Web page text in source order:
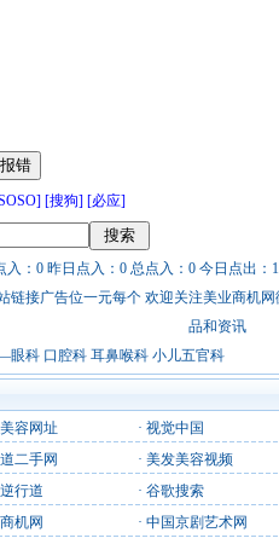
[搜狗] [必应]
入：0 昨日点入：0 总点入：0 今日点出：
链接广告位一元每个 欢迎关注美业商机
品和资讯
眼科 口腔科 耳鼻喉科 小儿五官科
容网址 · 视觉中国
二手网 · 美发美容视频
行道 · 谷歌搜索
机网 · 中国京剧艺术网